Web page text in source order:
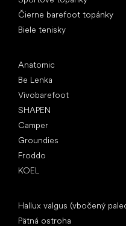
Čierne barefoot topánky
Biele tenisky
Anatomic
Be Lenka
Vivobarefoot
SHAPEN
Camper
Groundies
Froddo
KOEL
Hallux valgus (vbočený
Pätná ostroha